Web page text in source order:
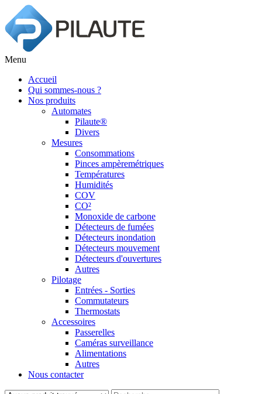
Menu
Accueil
Qui sommes-nous ?
Nos produits
Automates
Pilaute®
Divers
Mesures
Consommations
Pinces ampèremétriques
Températures
Humidités
COV
CO²
Monoxide de carbone
Détecteurs de fumées
Détecteurs inondation
Détecteurs mouvement
Détecteurs d'ouvertures
Autres
Pilotage
Entrées - Sorties
Commutateurs
Thermostats
Accessoires
Passerelles
Caméras surveillance
Alimentations
Autres
Nous contacter